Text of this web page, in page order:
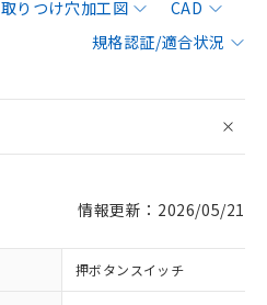
取りつけ穴加工図
CAD
規格認証/適合状況
情報更新：2026/05/21
押ボタンスイッチ